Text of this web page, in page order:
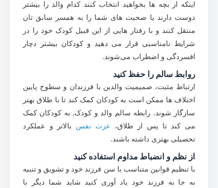
اینکه از بچه ها بخواهید انتخاب کنند کدام والد را بیشتر
دوست دارند یا صحبت های شما را به همسر سابق تان
منتقل کنند و با رفتار هایی از این قبیل کودک خود را در
شرایط نامناسبی قرار می دهید و کودکان بیشتر دچار
افسردگی و اضطراب می‌شوند.
روابط سالم را حفظ کنید
ارتباط مثبت، صمیمیت والدین با فرزندان و سطوح پایین
اختلاف ها ممکن است به کودکان کمک کند تا با طلاق بهتر
سازگار شوند. رابطه سالم والد و کودک, به کودکان کمک
می کند تا پس از طلاق، عزت نفس بالاتر و عملکرد
تحصیلی بهتری داشته باشند.
از نظم و انضباط مداوم استفاده کنید
با تنظیم قوانین متناسب با سن فرزند خود و تشویق و تنبیه
به جا به فرزند خود یاد آوری کنید شاید شما دیگر با